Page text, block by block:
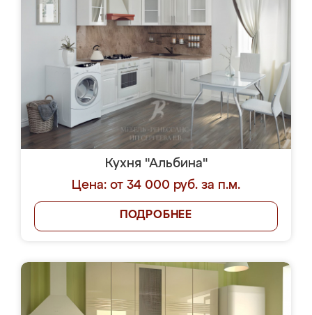
Кухня "Альбина"
Цена: от 34 000 руб. за п.м.
ПОДРОБНЕЕ